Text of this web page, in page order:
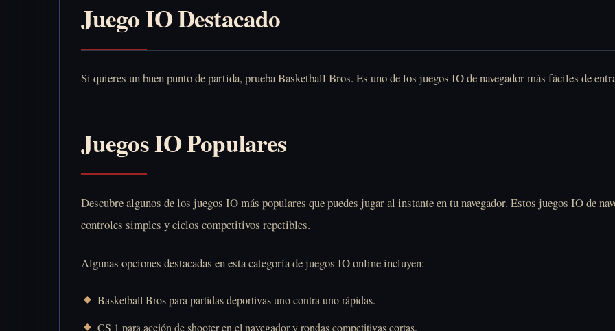
Juego IO Destacado
Si quieres un buen punto de partida, pruebaBasketball Bros. Es uno de los juegos IO de navegador más fáciles de
Juegos IO Populares
Descubre algunos de los juegos IO más populares que puedes jugar al instante en tu navegador. Estos juegos IO de
controles simples y ciclos competitivos repetibles.
Algunas opciones destacadas en esta categoría de juegos IO online incluyen:
Basketball Brospara partidas deportivas uno contra uno rápidas.
CS 1 para acción de shooter en el navegador y rondas competitivas cortas.